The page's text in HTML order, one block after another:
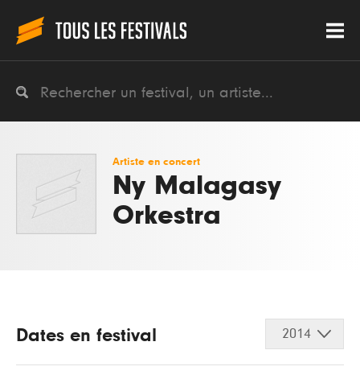
Artiste en concert
Ny Malagasy
Orkestra
Dates en festival 2014